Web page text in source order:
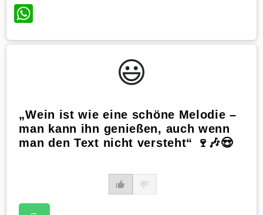
WhatsApp
😃️
„Wein ist wie eine schöne Melodie –
man kann ihn genießen, auch wenn
man den Text nicht versteht“ 🍷🎶😍